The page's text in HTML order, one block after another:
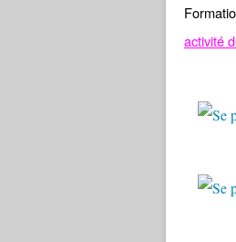
activité